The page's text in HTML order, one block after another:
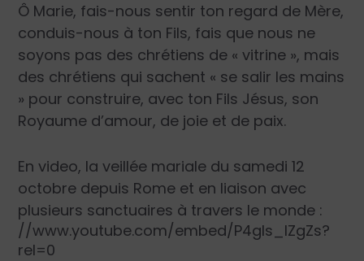
Ô Marie, fais-nous sentir ton regard de Mère,
conduis-nous à ton Fils, fais que nous ne
soyons pas des chrétiens de « vitrine », mais
des chrétiens qui sachent « se salir les mains
» pour construire, avec ton Fils Jésus, son
Royaume d’amour, de joie et de paix.
En video, la veillée mariale du samedi 12
octobre depuis Rome et en liaison avec
plusieurs sanctuaires à travers le monde :
//www.youtube.com/embed/P4gIs_lZgZs?
rel=0